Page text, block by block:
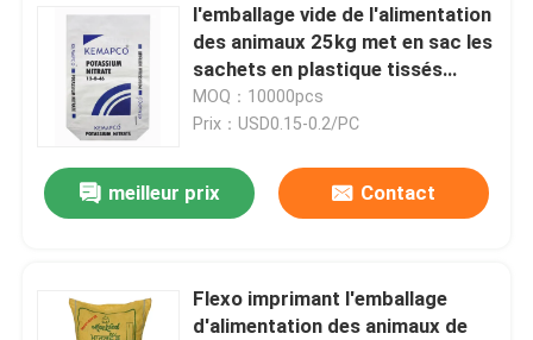
l'emballage vide de l'alimentation
des animaux 25kg met en sac les
sachets en plastique tissés
stratifiés d'agriculture de pp
MOQ：10000pcs
Prix：USD0.15-0.2/PC
meilleur prix Contact
Flexo imprimant l'emballage
d'alimentation des animaux de